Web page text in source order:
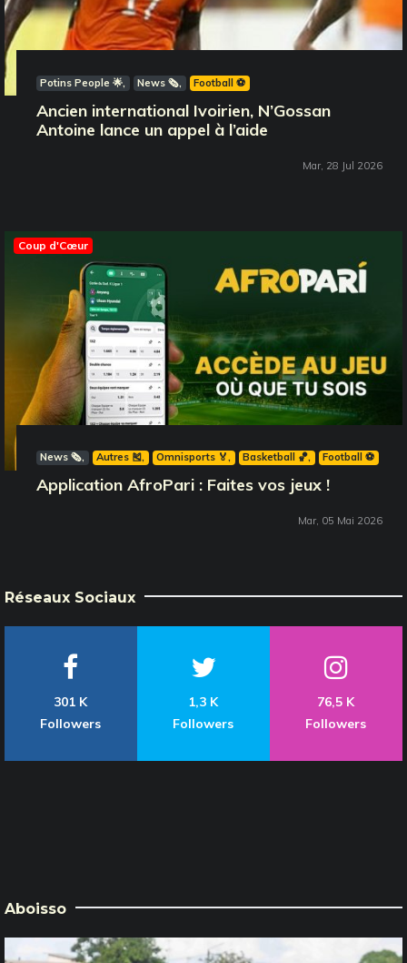
Potins People 🌟 News 🗞️ Football ⚽️
Ancien international Ivoirien, N’Gossan
Antoine lance un appel à l’aide
Mar, 28 Jul 2026
Coup d'Cœur
News 🗞️ Autres 🎽 Omnisports 🏅 Basketball 🏀 Football ⚽️
Application AfroPari : Faites vos jeux !
Mar, 05 Mai 2026
Réseaux Sociaux
301 K
Followers
1,3 K
Followers
76,5 K
Followers
Aboisso